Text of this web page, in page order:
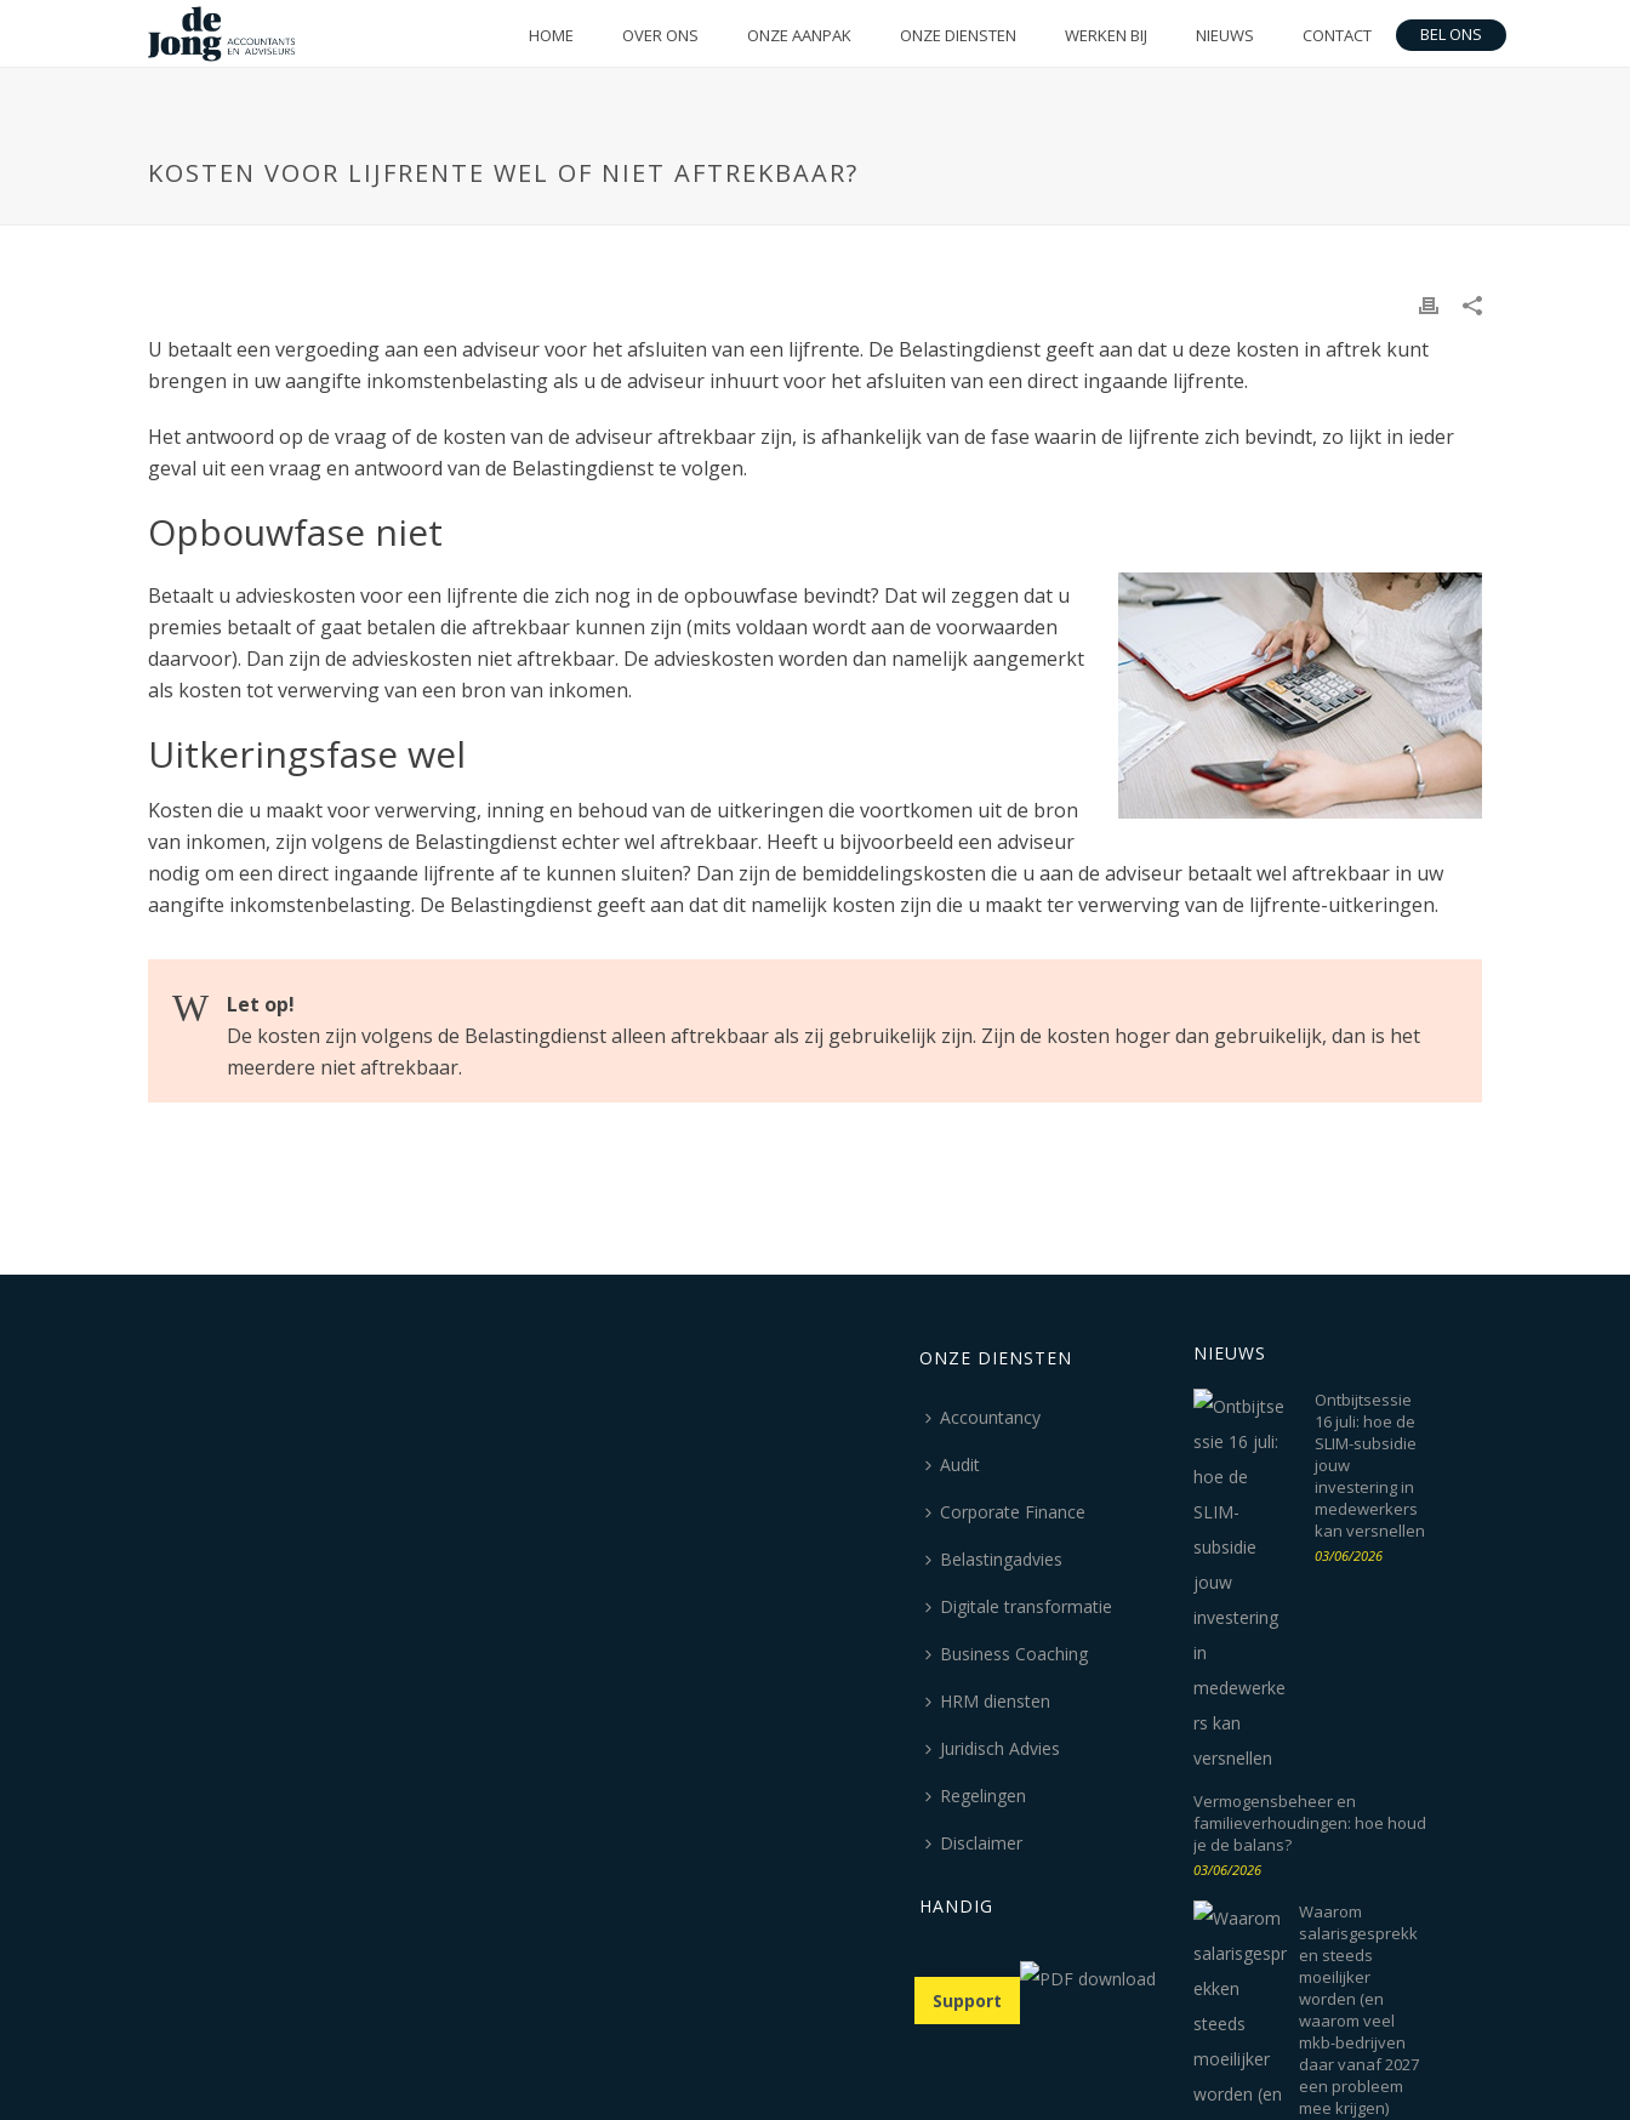
HOME OVER ONS ONZE AANPAK ONZE DIENSTEN WERKEN BIJ NIEUWS CONTACT BEL ONS
KOSTEN VOOR LIJFRENTE WEL OF NIET AFTREKBAAR?
U betaalt een vergoeding aan een adviseur voor het afsluiten van een lijfrente. De Belastingdienst geeft aan dat u deze kosten in aftrek kunt
brengen in uw aangifte inkomstenbelasting als u de adviseur inhuurt voor het afsluiten van een direct ingaande lijfrente.
Het antwoord op de vraag of de kosten van de adviseur aftrekbaar zijn, is afhankelijk van de fase waarin de lijfrente zich bevindt, zo lijkt in ieder
geval uit een vraag en antwoord van de Belastingdienst te volgen.
Opbouwfase niet
Betaalt u advieskosten voor een lijfrente die zich nog in de opbouwfase bevindt? Dat wil zeggen dat u
premies betaalt of gaat betalen die aftrekbaar kunnen zijn (mits voldaan wordt aan de voorwaarden
daarvoor). Dan zijn de advieskosten niet aftrekbaar. De advieskosten worden dan namelijk aangemerkt
als kosten tot verwerving van een bron van inkomen.
Uitkeringsfase wel
Kosten die u maakt voor verwerving, inning en behoud van de uitkeringen die voortkomen uit de bron
van inkomen, zijn volgens de Belastingdienst echter wel aftrekbaar. Heeft u bijvoorbeeld een adviseur
nodig om een direct ingaande lijfrente af te kunnen sluiten? Dan zijn de bemiddelingskosten die u aan de adviseur betaalt wel aftrekbaar in uw
aangifte inkomstenbelasting. De Belastingdienst geeft aan dat dit namelijk kosten zijn die u maakt ter verwerving van de lijfrente-uitkeringen.
Let op!
De kosten zijn volgens de Belastingdienst alleen aftrekbaar als zij gebruikelijk zijn. Zijn de kosten hoger dan gebruikelijk, dan is het
meerdere niet aftrekbaar.
ONZE DIENSTEN
Accountancy
Audit
Corporate Finance
Belastingadvies
Digitale transformatie
Business Coaching
HRM diensten
Juridisch Advies
Regelingen
Disclaimer
HANDIG
Support
NIEUWS
Ontbijtsessie
16 juli: hoe de
SLIM-subsidie
jouw
investering in
medewerkers
kan versnellen
03/06/2026
Vermogensbeheer en
familieverhoudingen: hoe houd
je de balans?
03/06/2026
Waarom
salarisgesprekk
en steeds
moeilijker
worden (en
waarom veel
mkb-bedrijven
daar vanaf 2027
een probleem
mee krijgen)